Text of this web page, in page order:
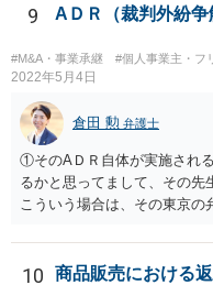
などです。 ＞「双方に露骨
あって、そして、和解とな
訴ということになるのでしょ
能性があります」という場合
か？。 こちらもなかなか難
示するということはあり得な
者にそのように宣告している
とにはなるでしょう。「負け
のか一部敗訴なのかは何とも
のであれば、不利な判決がな
くまで確認的になされるも
9 AＤＲ（裁判外紛
#M&A・事業承継 #個人事業主・フ
2022年5月4日
倉田 勲 弁護士
①そのAＤＲ自体が実施され
るかと思ってまして、その先
こういう場合は、その東京
す。 ②各弁護士会のAＤＲの
書いてる場合がありますが
た側の全額負担という解釈
10 商品販売における